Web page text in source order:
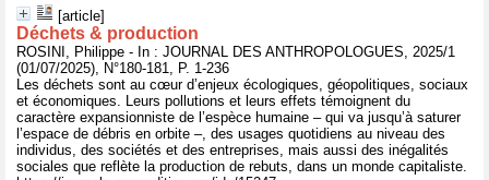
[article]
Déchets & production
ROSINI, Philippe - In : JOURNAL DES ANTHROPOLOGUES, 2025/1
(01/07/2025), N°180-181, P. 1-236
Les déchets sont au cœur d’enjeux écologiques, géopolitiques, sociaux
et économiques. Leurs pollutions et leurs effets témoignent du
caractère expansionniste de l’espèce humaine – qui va jusqu’à saturer
l’espace de débris en orbite –, des usages quotidiens au niveau des
individus, des sociétés et des entreprises, mais aussi des inégalités
sociales que reflète la production de rebuts, dans un monde capitaliste.